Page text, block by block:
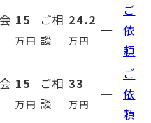
15
万円
ご相
談
24.2
万円
━
ご
依
頼
15
万円
ご相
談
33
万円
━
ご
依
頼